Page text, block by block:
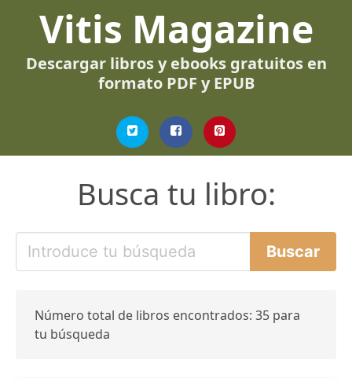
Vitis Magazine
Descargar libros y ebooks gratuitos en
formato PDF y EPUB
Busca tu libro:
Número total de libros encontrados: 35 para
tu búsqueda